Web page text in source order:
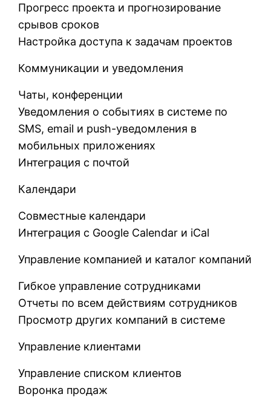
Прогресс проекта и прогнозирование
срывов сроков
Настройка доступа к задачам проектов
Коммуникации и уведомления
Чаты, конференции
Уведомления о событиях в системе по
SMS, email и push-уведомления в
мобильных приложениях
Интеграция с почтой
Календари
Совместные календари
Интеграция с Google Calendar и iCal
Управление компанией и каталог компаний
Гибкое управление сотрудниками
Отчеты по всем действиям сотрудников
Просмотр других компаний в системе
Управление клиентами
Управление списком клиентов
Воронка продаж